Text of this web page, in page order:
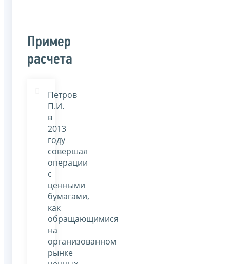
Пример
расчета
Петров
П.И.
в
2013
году
совершал
операции
с
ценными
бумагами,
как
обращающимися
на
организованном
рынке